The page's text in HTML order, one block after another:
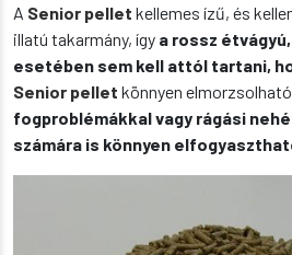
A Senior pellet kellemes ízű, és
illatú takarmány, így a rossz
esetében sem kell attól tartani,
Senior pellet könnyen
fogproblémákkal vagy rágási
számára is könnyen